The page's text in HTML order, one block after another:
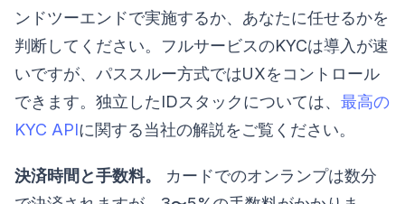
ンドツーエンドで実施するか、あなたに任せるかを
判断してください。フルサービスのKYCは導入が速
いですが、パススルー方式ではUXをコントロール
できます。独立したIDスタックについては、 最高の
KYC APIに関する当社の解説をご覧ください。
決済時間と手数料。
カードでのオンランプは数分